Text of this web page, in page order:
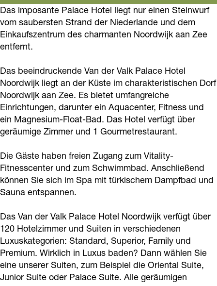
k
P
a
a
c
e
H
e
l
a
l
k
a
a
c
e
o
t
e
l
V
a
l
P
a
l
a
c
H
o
t
e
l
k
P
a
c
e
H
t
e
l
r
V
a
P
a
l
a
e
H
o
t
e
l
o
o
k
V
n
d
e
r
V
a
l
k
P
l
a
c
e
H
g
r
a
m
a
n
d
e
r
V
a
l
k
a
l
a
c
e
d
i
n
n
d
e
r
V
a
l
k
P
l
a
c
e
H
Das imposante Palace Hotel liegt nur einen Steinwurf
vom saubersten Strand der Niederlande und dem
Einkaufszentrum des charmanten Noordwijk aan Zee
entfernt.
Das beeindruckende Van der Valk Palace Hotel
Noordwijk liegt an der Küste im charakteristischen Dorf
Noordwijk aan Zee. Es bietet umfangreiche
Einrichtungen, darunter ein Aquacenter, Fitness und
ein Magnesium-Float-Bad. Das Hotel verfügt über
geräumige Zimmer und 1 Gourmetrestaurant.
Die Gäste haben freien Zugang zum Vitality-
Fitnesscenter und zum Schwimmbad. Anschließend
können Sie sich im Spa mit türkischem Dampfbad und
Sauna entspannen.
Das Van der Valk Palace Hotel Noordwijk verfügt über
120 Hotelzimmer und Suiten in verschiedenen
Luxuskategorien: Standard, Superior, Family und
Premium. Wirklich in Luxus baden? Dann wählen Sie
eine unserer Suiten, zum Beispiel die Oriental Suite,
Junior Suite oder Palace Suite. Alle geräumigen